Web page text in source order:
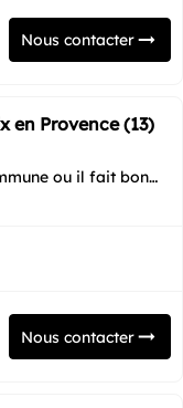
Nous contacter
en Provence (13)
ou il fait bon
Nous contacter